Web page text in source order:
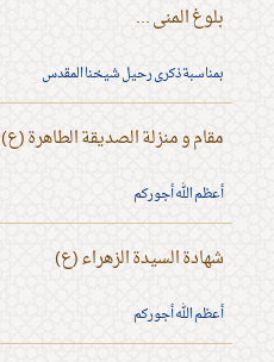
بلوغ المنى ...
بمناسبة ذكرى رحيل شيخنا المقدس
مقام و منزلة الصديقة الطاهرة (ع)
أعظم الله أجوركم
شهادة السيدة الزهراء (ع)
أعظم الله أجوركم